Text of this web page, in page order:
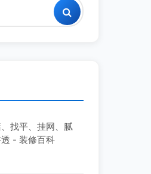
找平、挂网、腻
- 装修百科